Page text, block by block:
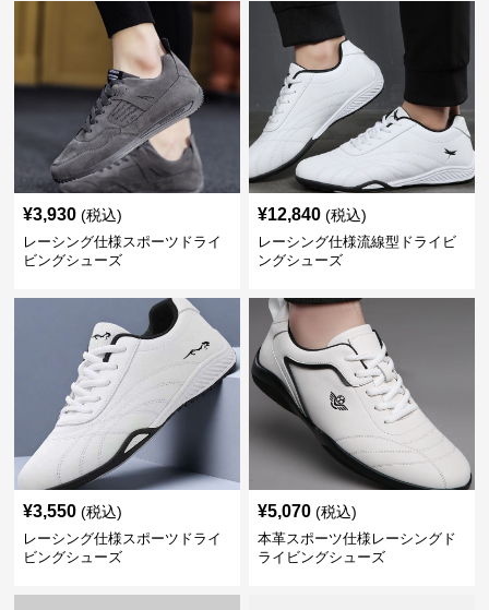
¥3,930 (税込)
レーシング仕様スポーツドライ
ビングシューズ
¥12,840 (税込)
レーシング仕様流線型ドライビ
ングシューズ
¥3,550 (税込)
レーシング仕様スポーツドライ
ビングシューズ
¥5,070 (税込)
本革スポーツ仕様レーシングド
ライビングシューズ